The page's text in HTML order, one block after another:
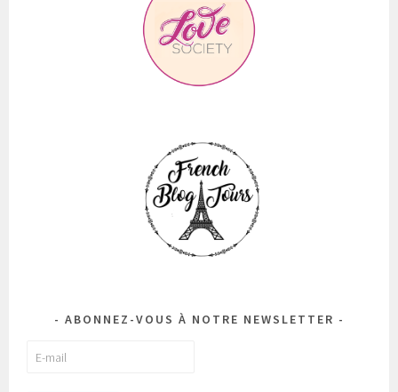
ABONNEZ-VOUS À NOTRE NEWSLETTER